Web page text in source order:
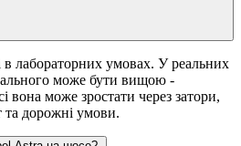
в лабораторних умовах. У реальних
може бути вищою -
вона може зростати через затори,
та дорожні умови.